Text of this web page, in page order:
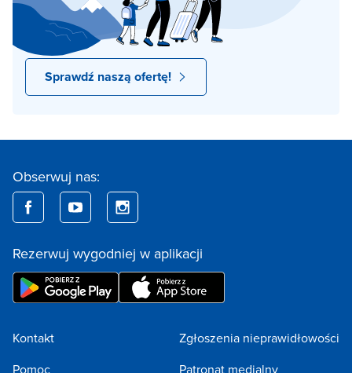
Sprawdź naszą ofertę!
Obserwuj nas:
Rezerwuj wygodniej w aplikacji
Kontakt
Pomoc
Zgłoszenia nieprawidłowości
Patronat medialny